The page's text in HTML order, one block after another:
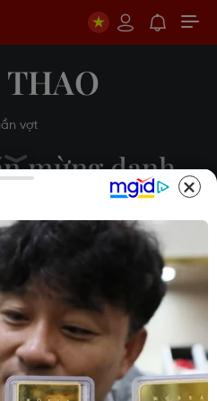
vợt
mừng danh
châu Âu trong
thay đồ
Trang
10:37